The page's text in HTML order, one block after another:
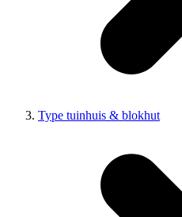
Type tuinhuis & blokhut